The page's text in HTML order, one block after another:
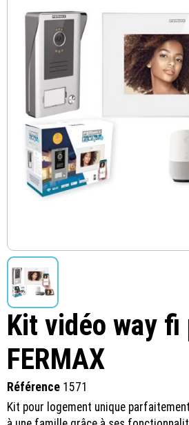
Kit vidéo way fi
FERMAX
Référence 1571
Kit pour logement unique